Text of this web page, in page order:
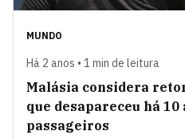
MUNDO
Há 2 anos • 1 min de leitura
Malásia considera
que desapareceu há 10
passageiros